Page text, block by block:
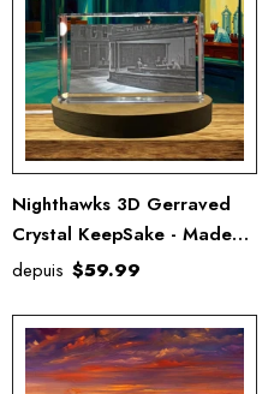
Nighthawks 3D Gerraved
Crystal KeepSake - Made
Au Canada, Conception
depuis $59.99